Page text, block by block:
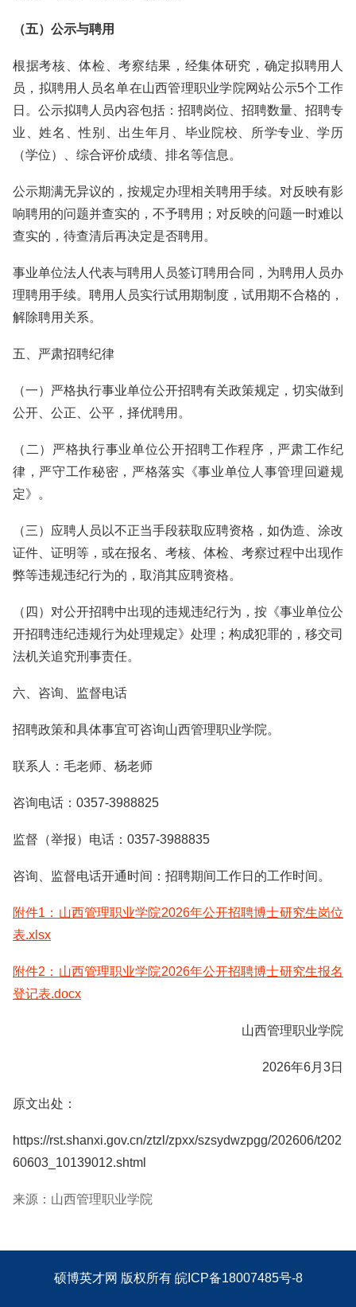
（五）公示与聘用
根据考核、体检、考察结果，经集体研究，确定拟聘用人
员，拟聘用人员名单在山西管理职业学院网站公示5个工作
日。公示拟聘人员内容包括：招聘岗位、招聘数量、招聘专
业、姓名、性别、出生年月、毕业院校、所学专业、学历
（学位）、综合评价成绩、排名等信息。
公示期满无异议的，按规定办理相关聘用手续。对反映有影
响聘用的问题并查实的，不予聘用；对反映的问题一时难以
查实的，待查清后再决定是否聘用。
事业单位法人代表与聘用人员签订聘用合同，为聘用人员办
理聘用手续。聘用人员实行试用期制度，试用期不合格的，
解除聘用关系。
五、严肃招聘纪律
（一）严格执行事业单位公开招聘有关政策规定，切实做到
公开、公正、公平，择优聘用。
（二）严格执行事业单位公开招聘工作程序，严肃工作纪
律，严守工作秘密，严格落实《事业单位人事管理回避规
定》。
（三）应聘人员以不正当手段获取应聘资格，如伪造、涂改
证件、证明等，或在报名、考核、体检、考察过程中出现作
弊等违规违纪行为的，取消其应聘资格。
（四）对公开招聘中出现的违规违纪行为，按《事业单位公
开招聘违纪违规行为处理规定》处理；构成犯罪的，移交司
法机关追究刑事责任。
六、咨询、监督电话
招聘政策和具体事宜可咨询山西管理职业学院。
联系人：毛老师、杨老师
咨询电话：0357-3988825
监督（举报）电话：0357-3988835
咨询、监督电话开通时间：招聘期间工作日的工作时间。
附件1：山西管理职业学院2026年公开招聘博士研究生岗位
表.xlsx
附件2：山西管理职业学院2026年公开招聘博士研究生报名
登记表.docx
山西管理职业学院
2026年6月3日
原文出处：
https://rst.shanxi.gov.cn/ztzl/zpxx/szsydwzpgg/202606/t202
60603_10139012.shtml
来源：山西管理职业学院
硕博英才网 版权所有 皖ICP备18007485号-8